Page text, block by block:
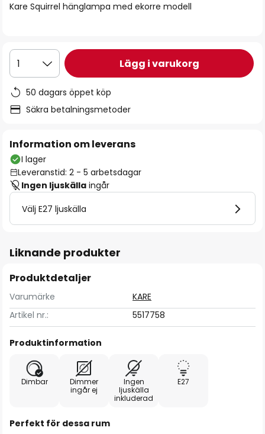
Kare Squirrel hänglampa med ekorre modell
1 Lägg i varukorg
50 dagars öppet köp
Säkra betalningsmetoder
Information om leverans
I lager
Leveranstid: 2 - 5 arbetsdagar
Ingen ljuskälla ingår
Välj E27 ljuskälla
Liknande produkter
Produktdetaljer
Varumärke
KARE
Artikel nr.:
5517758
Produktinformation
Dimbar
Dimmer
ingår ej
Ingen
ljuskälla
inkluderad
E27
Perfekt för dessa rum